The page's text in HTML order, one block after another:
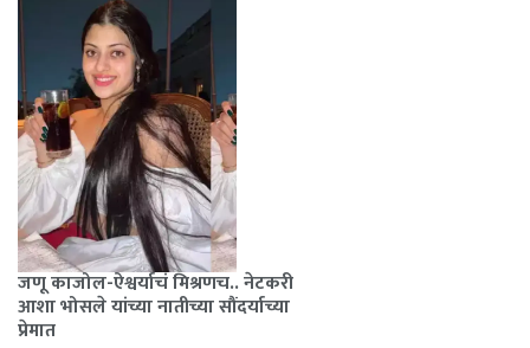
जणू काजोल-ऐश्वर्याचं मिश्रणच.. नेटकरी
आशा भोसले यांच्या नातीच्या सौंदर्याच्या
प्रेमात